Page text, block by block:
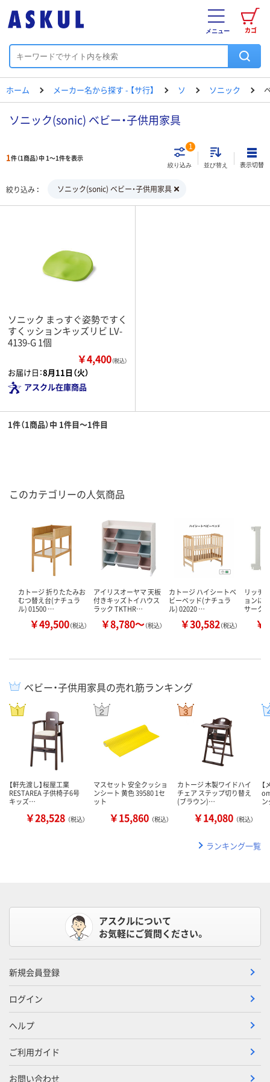
カゴ
メニュー
ホーム メーカー名から探す - 【サ行】 ソ ソニック
ソニック(sonic) ベビー・子供用家具
1件（1商品）中 1～1件を表示
絞り込み
1
並び替え 表示切替
絞り込み ソニック(sonic) ベビー・子供用家具
ソニック まっすぐ姿勢ですく
すくッションキッズリビ LV-
4139-G 1個
￥4,400（税込）
お届け日：8月11日（火）
アスクル在庫商品
1件（1商品）中 1件目～1件目
このカテゴリーの人気商品
カトージ 折りたたみお
むつ替え台(ナチュラ
ル) 01500 …
￥49,500（税込）
アイリスオーヤマ 天板
付きキッズトイハウス
ラック TKTHR…
￥8,780～（税込）
カトージ ハイシートベ
ビーベッド(ナチュラ
ル) 02020 …
￥30,582（税込）
リッチ
ョンに
サーク
￥
ベビー・子供用家具の売れ筋ランキング
【軒先渡し】桜屋工業
RESTAREA 子供椅子6号
キッズ…
￥28,528 （税込）
マスセット 安全クッショ
ンシート 黄色 39580 1セ
ット
￥15,860 （税込）
カトージ 木製ワイドハイ
チェア ステップ切り替え
(ブラウン)…
￥14,080 （税込）
【
ランキング一覧
アスクルについて
お気軽にご質問ください。
新規会員登録
ログイン
ヘルプ
ご利用ガイド
お問い合わせ